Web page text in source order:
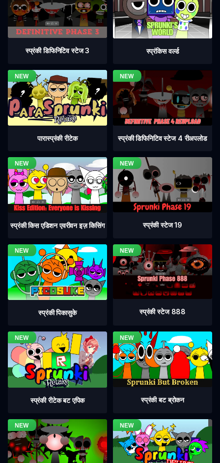
स्प्रंकी डिफिनिटिव स्टेज 3 स्प्रंकिस वर्ल्ड
पारास्प्रंकी रीटेक स्प्रंकी डिफिनिटिव स्टेज 4 रीअपलोड
स्प्रंकी किस एडिशन एवरीवन इज़ किसिंग स्प्रंकी स्टेज 19
स्प्रंकी पिकासुके स्प्रंकी स्टेज 888
स्प्रंकी रीटेक बट एपिक स्प्रंकी बट ब्रोकन